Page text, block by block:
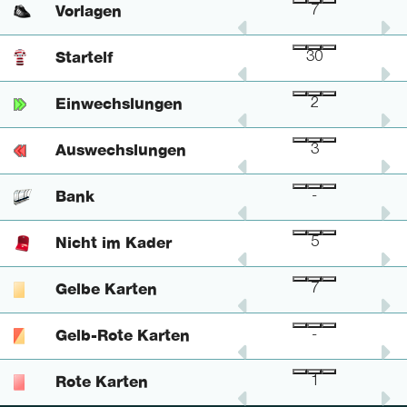
Vorlagen
4 7
Startelf
27 30
Einwechslungen
2 2
Auswechslungen
3 3
Bank
- -
Nicht im Kader
5 5
Gelbe Karten
7 7
Gelb-Rote Karten
- -
Rote Karten
1 1